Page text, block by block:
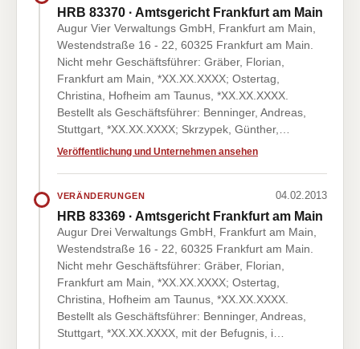
HRB 83370 · Amtsgericht Frankfurt am Main
Augur Vier Verwaltungs GmbH, Frankfurt am Main,
Westendstraße 16 - 22, 60325 Frankfurt am Main.
Nicht mehr Geschäftsführer: Gräber, Florian,
Frankfurt am Main, *XX.XX.XXXX; Ostertag,
Christina, Hofheim am Taunus, *XX.XX.XXXX.
Bestellt als Geschäftsführer: Benninger, Andreas,
Stuttgart, *XX.XX.XXXX; Skrzypek, Günther,…
Veröffentlichung und Unternehmen ansehen
VERÄNDERUNGEN 04.02.2013
HRB 83369 · Amtsgericht Frankfurt am Main
Augur Drei Verwaltungs GmbH, Frankfurt am Main,
Westendstraße 16 - 22, 60325 Frankfurt am Main.
Nicht mehr Geschäftsführer: Gräber, Florian,
Frankfurt am Main, *XX.XX.XXXX; Ostertag,
Christina, Hofheim am Taunus, *XX.XX.XXXX.
Bestellt als Geschäftsführer: Benninger, Andreas,
Stuttgart, *XX.XX.XXXX, mit der Befugnis, i…